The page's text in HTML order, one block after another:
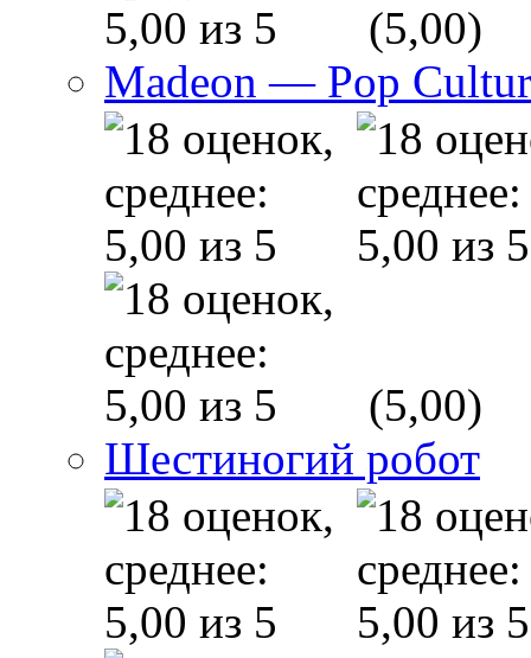
(5,00)
Madeon — Pop
(5,00)
Шестиногий робот